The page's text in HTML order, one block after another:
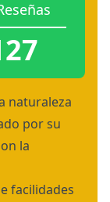
naturaleza
por su
la
facilidades